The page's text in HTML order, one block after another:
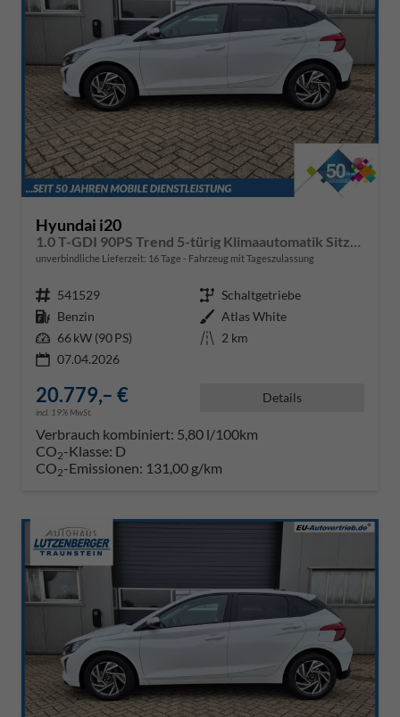
Hyundai i20
unverbindliche Lieferzeit: 16 Tage Fahrzeug mit Tageszulassung
Fahrzeugnr. 541529 Getriebe Schaltgetriebe
Kraftstoff Benzin Außenfarbe Atlas White
Leistung 66 kW (90 PS) Kilometerstand 2 km
07.04.2026
20.779,– €
incl. 19% MwSt.
Details
Verbrauch kombiniert: 5,80 l/100km
CO2-Klasse: D
CO2-Emissionen: 131,00 g/km